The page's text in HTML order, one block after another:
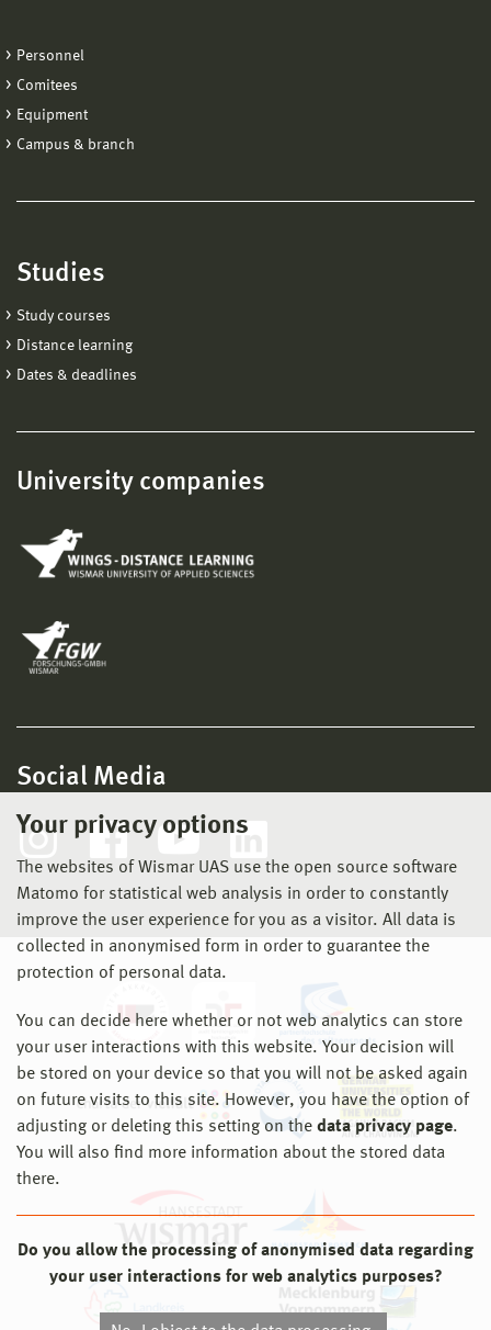
Your privacy options
The websites of Wismar UAS use the open source software
Matomo for statistical web analysis in order to constantly
improve the user experience for you as a visitor. All data is
collected in anonymised form in order to guarantee the
protection of personal data.
You can decide here whether or not web analytics can store
your user interactions with this website. Your decision will
be stored on your device so that you will not be asked again
on future visits to this site. However, you have the option of
adjusting or deleting this setting on the data privacy page.
You will also find more information about the stored data
there.
Do you allow the processing of anonymised data regarding
your user interactions for web analytics purposes?
Personnel
Comitees
Equipment
Campus & branch
Studies
Study courses
Distance learning
Dates & deadlines
University companies
Social Media